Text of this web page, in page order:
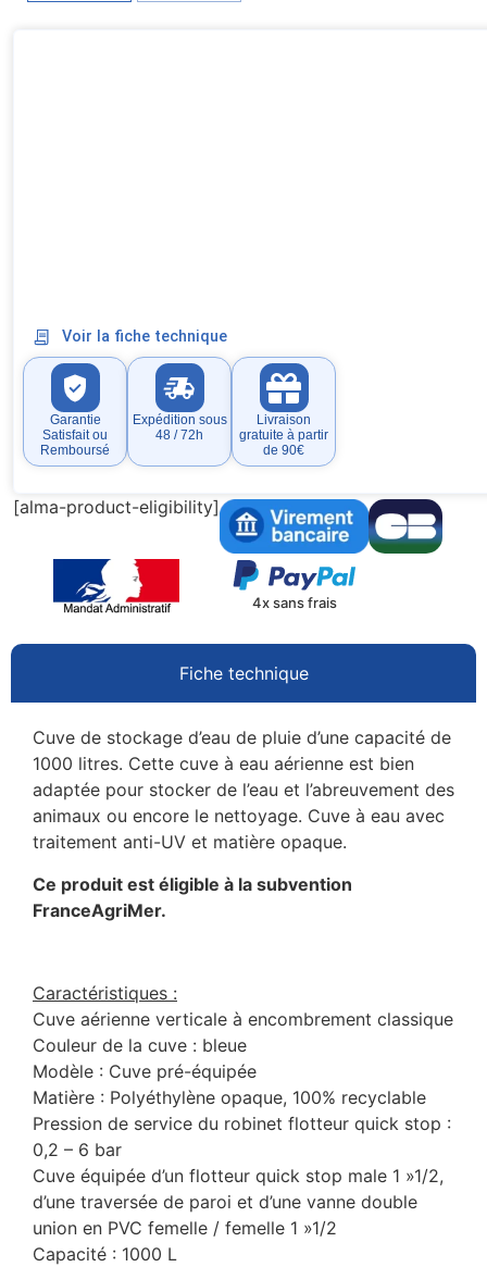
Voir la fiche technique
Garantie
Satisfait ou
Remboursé
Expédition sous
48 / 72h
Livraison
gratuite à partir
de 90€
[alma-product-eligibility]
4x sans frais
Fiche technique
Cuve de stockage d’eau de pluie d’une capacité de
1000 litres. Cette cuve à eau aérienne est bien
adaptée pour stocker de l’eau et l’abreuvement des
animaux ou encore le nettoyage. Cuve à eau avec
traitement anti-UV et matière opaque.
Ce produit est éligible à la subvention
FranceAgriMer.
Caractéristiques :
Cuve aérienne verticale à encombrement classique
Couleur de la cuve : bleue
Modèle : Cuve pré-équipée
Matière : Polyéthylène opaque, 100% recyclable
Pression de service du robinet flotteur quick stop :
0,2 – 6 bar
Cuve équipée d’un flotteur quick stop male 1 »1/2,
d’une traversée de paroi et d’une vanne double
union en PVC femelle / femelle 1 »1/2
Capacité : 1000 L